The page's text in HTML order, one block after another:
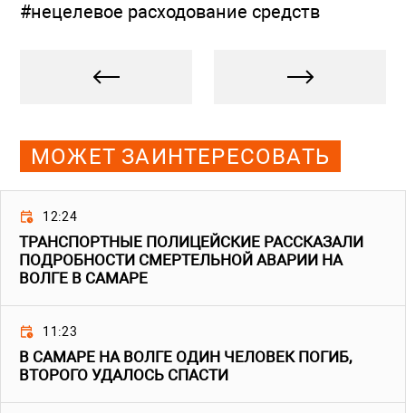
#нецелевое расходование средств
МОЖЕТ ЗАИНТЕРЕСОВАТЬ
12:24
ТРАНСПОРТНЫЕ ПОЛИЦЕЙСКИЕ РАССКАЗАЛИ
ПОДРОБНОСТИ СМЕРТЕЛЬНОЙ АВАРИИ НА
ВОЛГЕ В САМАРЕ
11:23
В САМАРЕ НА ВОЛГЕ ОДИН ЧЕЛОВЕК ПОГИБ,
ВТОРОГО УДАЛОСЬ СПАСТИ